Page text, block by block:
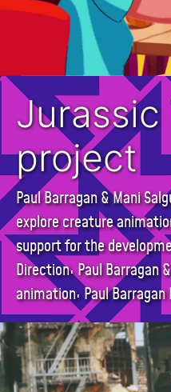
project
Paul Barragan & Mani
explore creature
support for the
Direction: Paul Barragan
animation: Paul Barragan